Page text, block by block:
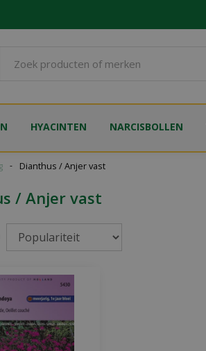
Dianthus / Anjer vast
HYACINTEN NARCISBOLLEN
/ Anjer vast